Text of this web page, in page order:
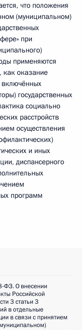
что положения
(муниципальном)
при
применяются
как оказание
включённых
государственных
социально
расстройств
осуществления
и иных
диспансерного
программ
ФЗ. О внесении
Российской
3 статьи 3
в отдельные
в связи с принятием